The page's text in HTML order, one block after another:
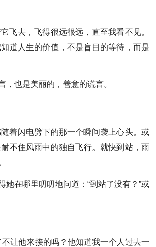
飞去，飞得很远很远，直至我看不见。
道人生的价值，不是盲目的等待，而是
也是美丽的，善意的谎言。
着闪电劈下的那一个瞬间袭上心头。或
不住风雨中的独自飞行。就快到站，雨
在哪里叨叨地问道：“到站了没有？”或
让他来接的吗？他知道我一个人过去一